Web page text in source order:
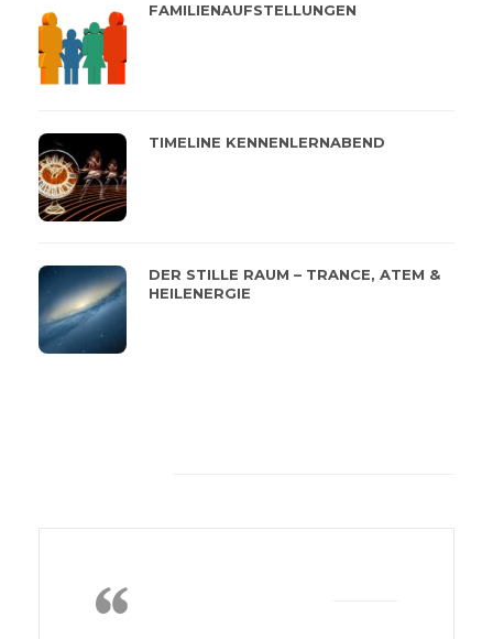
FAMILIENAUFSTELLUNGEN
TIMELINE KENNENLERNABEND
DER STILLE RAUM – TRANCE, ATEM &
HEILENERGIE